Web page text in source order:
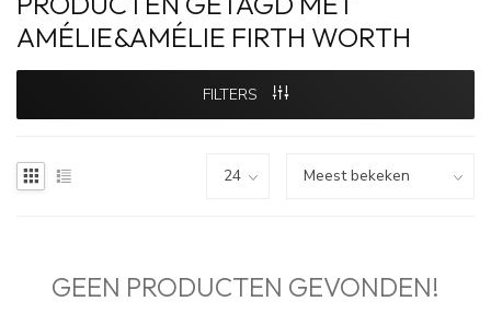
AMÉLIE&AMÉLIE FIRTH WORTH
FILTERS
GEEN PRODUCTEN GEVONDEN!